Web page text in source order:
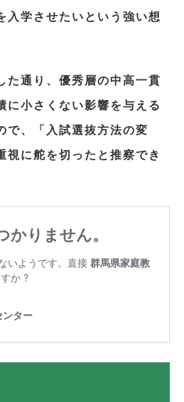
入学させたいという強い想
た通り、優秀層の中高一貫
に小さくない影響を与える
で、「入試選抜方法の変
視に舵を切ったと推察でき